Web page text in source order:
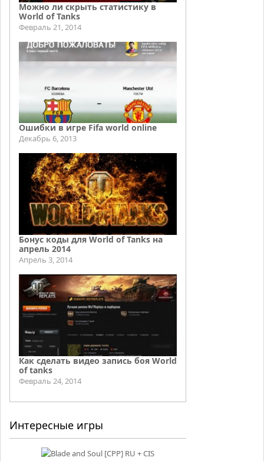
Можно ли скрыть статистику в
World of Tanks
Февраль 21, 2014
Ошибки в игре Fifa world online
Декабрь 6, 2013
Бонус коды для World of Tanks на
апрель 2014
Апрель 3, 2014
Как сделать видео запись боя World
of tanks
Февраль 24, 2014
Интересные игры